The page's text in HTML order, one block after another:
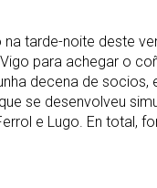
tarde-noite deste
para achegar o
decena de
se desenvolveu
e Lugo. En